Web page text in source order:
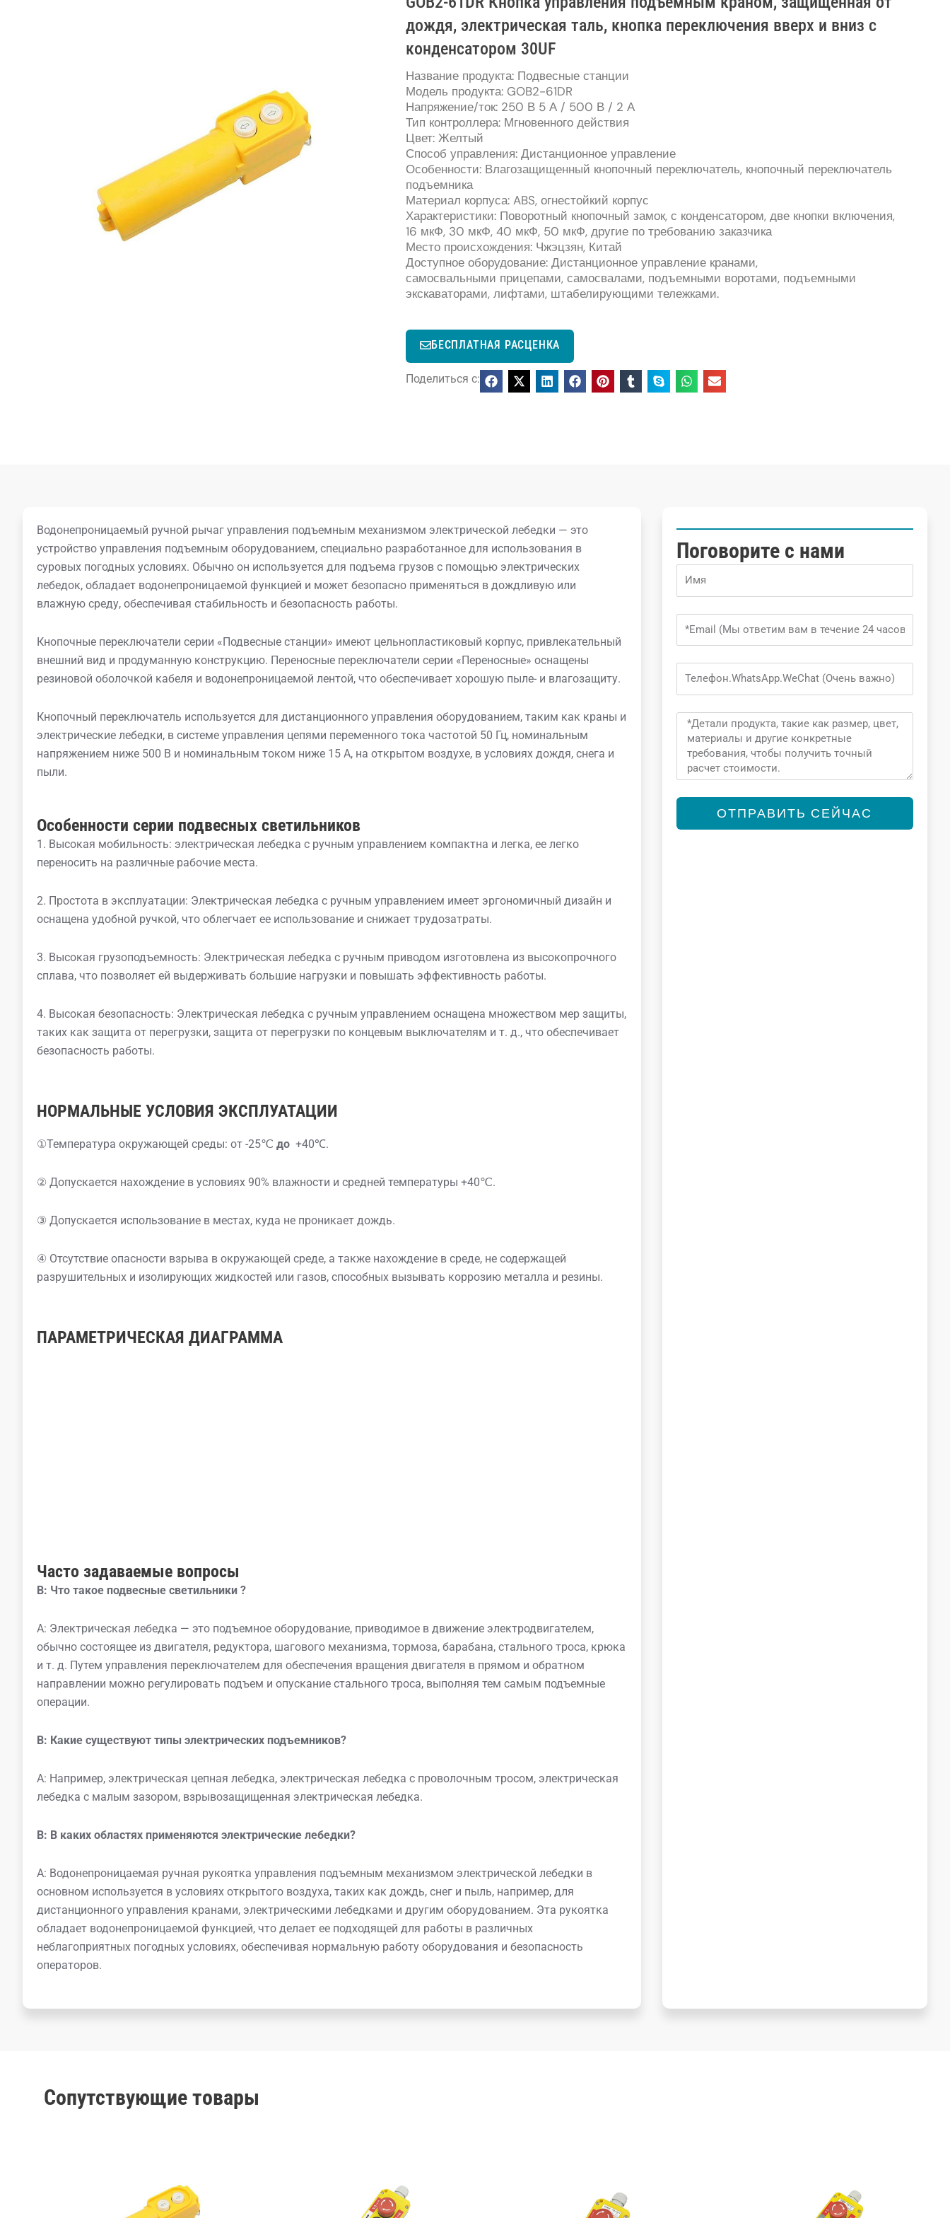
дождя, электрическая таль, кнопка переключения вверх и вниз с
конденсатором 30UF
Название продукта: Подвесные станции
Модель продукта: GOB2-61DR
Напряжение/ток: 250 В 5 А / 500 В / 2 А
Тип контроллера: Мгновенного действия
Цвет: Желтый
Способ управления: Дистанционное управление
Особенности: Влагозащищенный кнопочный переключатель, кнопочный переключатель
подъемника
Материал корпуса: ABS, огнестойкий корпус
Характеристики: Поворотный кнопочный замок, с конденсатором, две кнопки включения,
16 мкФ, 30 мкФ, 40 мкФ, 50 мкФ, другие по требованию заказчика
Место происхождения: Чжэцзян, Китай
Доступное оборудование: Дистанционное управление кранами,
самосвальными прицепами, самосвалами, подъемными воротами, подъемными
экскаваторами, лифтами, штабелирующими тележками.
БЕСПЛАТНАЯ РАСЦЕНКА
Поделиться с:
Водонепроницаемый ручной рычаг управления подъемным механизмом электрической лебедки — это
устройство управления подъемным оборудованием, специально разработанное для использования в
суровых погодных условиях. Обычно он используется для подъема грузов с помощью электрических
лебедок, обладает водонепроницаемой функцией и может безопасно применяться в дождливую или
влажную среду, обеспечивая стабильность и безопасность работы.
Кнопочные переключатели серии «Подвесные станции» имеют цельнопластиковый корпус, привлекательный
внешний вид и продуманную конструкцию. Переносные переключатели серии «Переносные» оснащены
резиновой оболочкой кабеля и водонепроницаемой лентой, что обеспечивает хорошую пыле- и влагозащиту.
Кнопочный переключатель используется для дистанционного управления оборудованием, таким как краны и
электрические лебедки, в системе управления цепями переменного тока частотой 50 Гц, номинальным
напряжением ниже 500 В и номинальным током ниже 15 А, на открытом воздухе, в условиях дождя, снега и
пыли.
Особенности серии подвесных светильников
1. Высокая мобильность: электрическая лебедка с ручным управлением компактна и легка, ее легко
переносить на различные рабочие места.
2. Простота в эксплуатации: Электрическая лебедка с ручным управлением имеет эргономичный дизайн и
оснащена удобной ручкой, что облегчает ее использование и снижает трудозатраты.
3. Высокая грузоподъемность: Электрическая лебедка с ручным приводом изготовлена ​​из высокопрочного
сплава, что позволяет ей выдерживать большие нагрузки и повышать эффективность работы.
4. Высокая безопасность: Электрическая лебедка с ручным управлением оснащена множеством мер защиты,
таких как защита от перегрузки, защита от перегрузки по концевым выключателям и т. д., что обеспечивает
безопасность работы.
НОРМАЛЬНЫЕ УСЛОВИЯ ЭКСПЛУАТАЦИИ
①Температура окружающей среды: от -25℃ до +40℃.
② Допускается нахождение в условиях 90% влажности и средней температуры +40℃.
③ Допускается использование в местах, куда не проникает дождь.
④ Отсутствие опасности взрыва в окружающей среде, а также нахождение в среде, не содержащей
разрушительных и изолирующих жидкостей или газов, способных вызывать коррозию металла и резины.
ПАРАМЕТРИЧЕСКАЯ ДИАГРАММА
Часто задаваемые вопросы
В: Что такое подвесные светильники ?
А: Электрическая лебедка — это подъемное оборудование, приводимое в движение электродвигателем,
обычно состоящее из двигателя, редуктора, шагового механизма, тормоза, барабана, стального троса, крюка
и т. д. Путем управления переключателем для обеспечения вращения двигателя в прямом и обратном
направлении можно регулировать подъем и опускание стального троса, выполняя тем самым подъемные
операции.
В: Какие существуют типы электрических подъемников?
A: Например, электрическая цепная лебедка, электрическая лебедка с проволочным тросом, электрическая
лебедка с малым зазором, взрывозащищенная электрическая лебедка.
В: В каких областях применяются электрические лебедки?
A: Водонепроницаемая ручная рукоятка управления подъемным механизмом электрической лебедки в
основном используется в условиях открытого воздуха, таких как дождь, снег и пыль, например, для
дистанционного управления кранами, электрическими лебедками и другим оборудованием. Эта рукоятка
обладает водонепроницаемой функцией, что делает ее подходящей для работы в различных
неблагоприятных погодных условиях, обеспечивая нормальную работу оборудования и безопасность
операторов.
Поговорите с нами
Name
Phone
Message
ОТПРАВИТЬ СЕЙЧАС
Сопутствующие товары